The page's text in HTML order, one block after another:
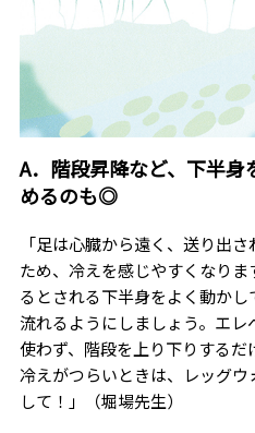
A．階段昇降など、下半
めるのも◎
「足は心臓から遠く、送り出
ため、冷えを感じやすくなり
るとされる下半身をよく動かし
流れるようにしましょう。エ
使わず、階段を上り下りする
冷えがつらいときは、レッグ
して！」（堀場先生）